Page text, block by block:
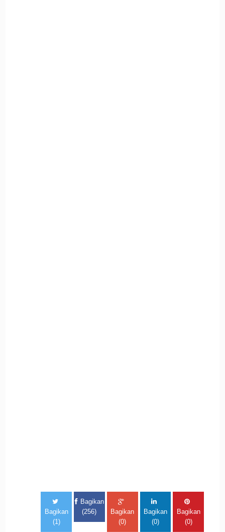
Bagikan
(1)
Bagikan
(256)
Bagikan
(0)
Bagikan
(0)
Bagikan
(0)